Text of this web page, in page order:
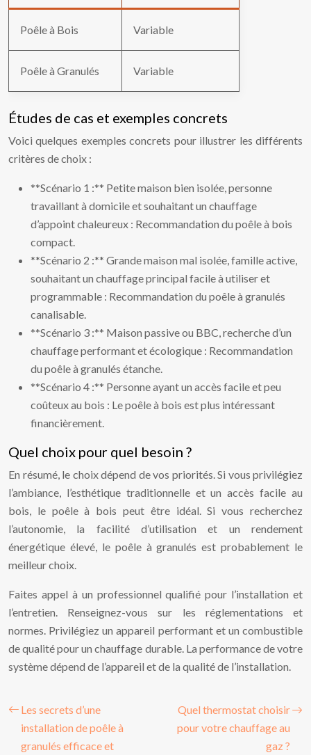
Poêle à Bois Variable
Poêle à Granulés Variable
Études de cas et exemples concrets
Voici quelques exemples concrets pour illustrer les différents
critères de choix :
**Scénario 1 :** Petite maison bien isolée, personne
travaillant à domicile et souhaitant un chauffage
d’appoint chaleureux : Recommandation du poêle à bois
compact.
**Scénario 2 :** Grande maison mal isolée, famille active,
souhaitant un chauffage principal facile à utiliser et
programmable : Recommandation du poêle à granulés
canalisable.
**Scénario 3 :** Maison passive ou BBC, recherche d’un
chauffage performant et écologique : Recommandation
du poêle à granulés étanche.
**Scénario 4 :** Personne ayant un accès facile et peu
coûteux au bois : Le poêle à bois est plus intéressant
financièrement.
Quel choix pour quel besoin ?
En résumé, le choix dépend de vos priorités. Si vous privilégiez
l’ambiance, l’esthétique traditionnelle et un accès facile au
bois, le poêle à bois peut être idéal. Si vous recherchez
l’autonomie, la facilité d’utilisation et un rendement
énergétique élevé, le poêle à granulés est probablement le
meilleur choix.
Faites appel à un professionnel qualifié pour l’installation et
l’entretien. Renseignez-vous sur les réglementations et
normes. Privilégiez un appareil performant et un combustible
de qualité pour un chauffage durable. La performance de votre
système dépend de l’appareil et de la qualité de l’installation.
Les secrets d’une
installation de poêle à
granulés efficace et
Quel thermostat choisir
pour votre chauffage au
gaz ?